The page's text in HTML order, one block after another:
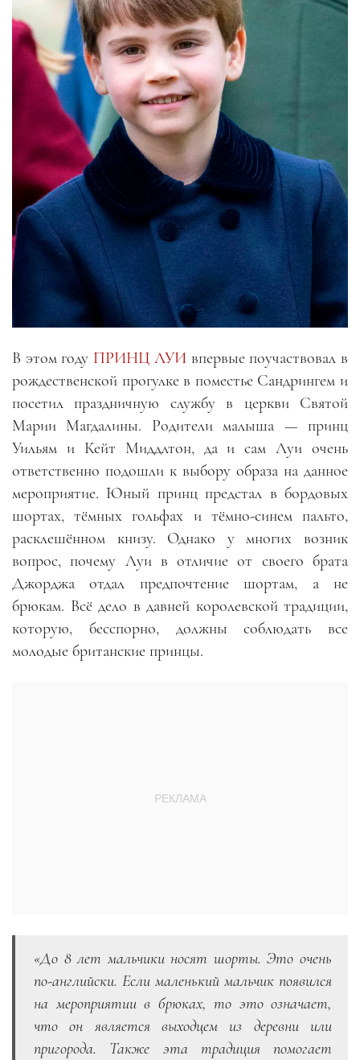
В этом году ПРИНЦ ЛУИ впервые поучаствовал в
рождественской прогулке в поместье Сандрингем и
посетил праздничную службу в церкви Святой
Марии Магдалины. Родители малыша — принц
Уильям и Кейт Миддлтон, да и сам Луи очень
ответственно подошли к выбору образа на данное
мероприятие. Юный принц предстал в бордовых
шортах, тёмных гольфах и тёмно-синем пальто,
расклешённом книзу. Однако у многих возник
вопрос, почему Луи в отличие от своего брата
Джорджа отдал предпочтение шортам, а не
брюкам. Всё дело в давней королевской традиции,
которую, бесспорно, должны соблюдать все
молодые британские принцы.
«До 8 лет мальчики носят шорты. Это очень
по-английски. Если маленький мальчик появился
на мероприятии в брюках, то это означает,
что он является выходцем из деревни или
пригорода. Также эта традиция помогает